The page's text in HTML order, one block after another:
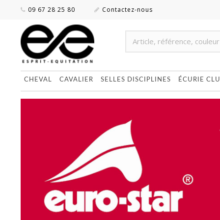
09 67 28 25 80 Contactez-nous
CHEVAL CAVALIER SELLES DISCIPLINES ÉCURIE